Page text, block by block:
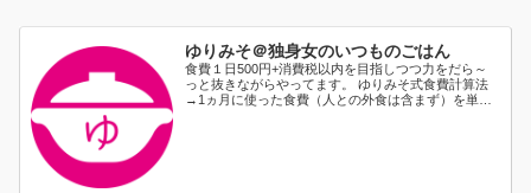
ゆりみそ＠独身女のいつものごはん
食費１日500円+消費税以内を目指しつつ力をだら～
っと抜きながらやってます。 ゆりみそ式食費計算法
→1ヵ月に使った食費（人との外食は含まず）を単純